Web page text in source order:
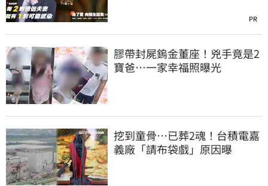
PR
膠帶封屍鎢金董座！兇手竟是2
寶爸…一家幸福照曝光
挖到童骨…已葬2魂！台積電嘉
義廠「請布袋戲」原因曝